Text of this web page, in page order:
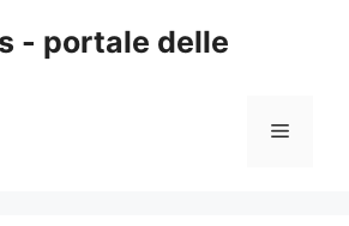
- portale delle
Menu